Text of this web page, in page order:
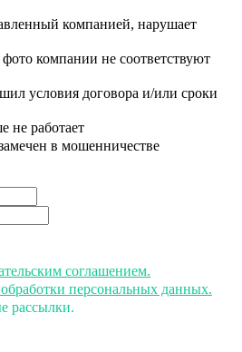
компанией, нарушает
компании не соответствуют
условия договора и/или сроки
не работает
в мошенничестве
соглашением.
персональных данных.
рассылки.